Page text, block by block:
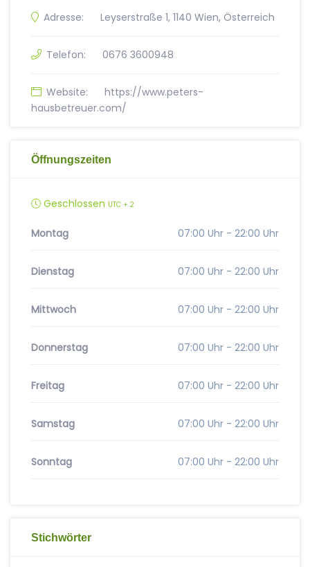
Adresse: Leyserstraße 1, 1140 Wien, Österreich
Telefon: 0676 3600948
Website:
https://www.peters-
hausbetreuer.com/
Öffnungszeiten
Geschlossen UTC + 2
Montag 07:00 Uhr - 22:00 Uhr
Dienstag 07:00 Uhr - 22:00 Uhr
Mittwoch 07:00 Uhr - 22:00 Uhr
Donnerstag 07:00 Uhr - 22:00 Uhr
Freitag 07:00 Uhr - 22:00 Uhr
Samstag 07:00 Uhr - 22:00 Uhr
Sonntag 07:00 Uhr - 22:00 Uhr
Stichwörter